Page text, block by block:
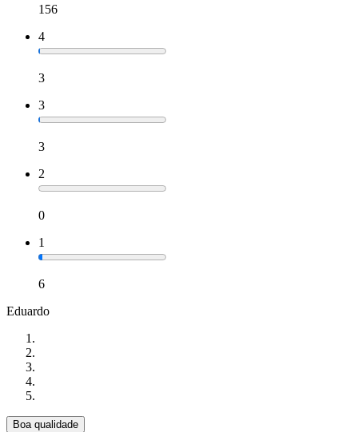
156
4
3
3
3
2
0
1
6
Eduardo
Boa qualidade